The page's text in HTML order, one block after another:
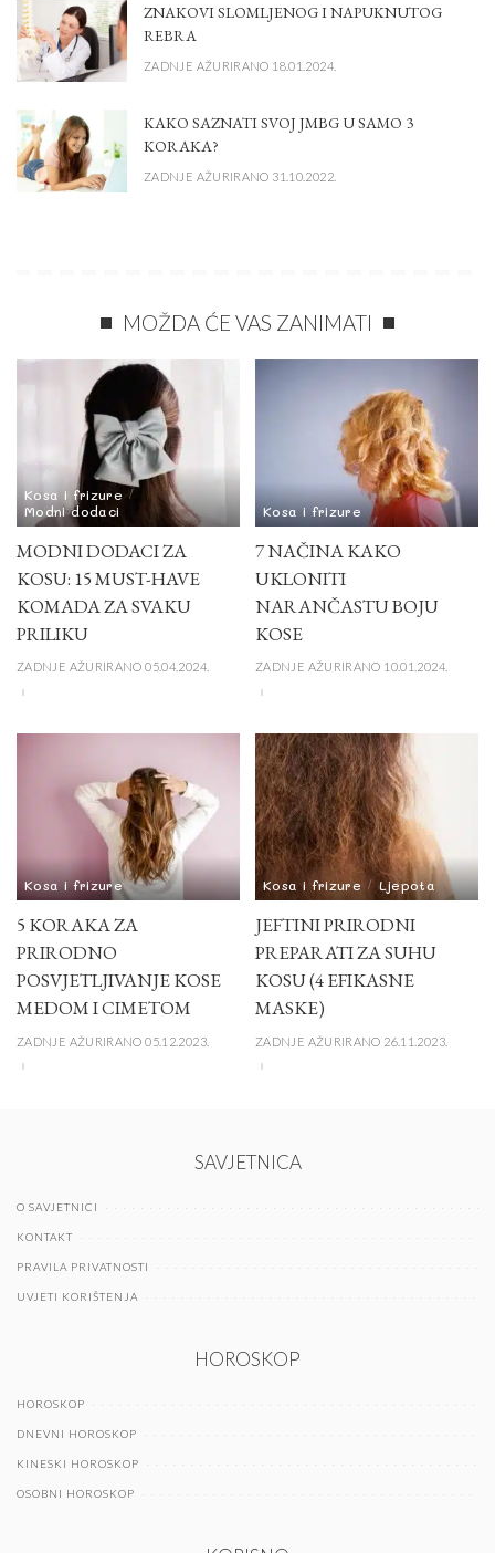
ZNAKOVI SLOMLJENOG I NAPUKNUTOG
REBRA
ZADNJE AŽURIRANO 18.01.2024.
KAKO SAZNATI SVOJ JMBG U SAMO 3
KORAKA?
ZADNJE AŽURIRANO 31.10.2022.
MOŽDA ĆE VAS ZANIMATI
Kosa i frizure
Modni dodaci
MODNI DODACI ZA
KOSU: 15 MUST-HAVE
KOMADA ZA SVAKU
PRILIKU
ZADNJE AŽURIRANO 05.04.2024.
Kosa i frizure
7 NAČINA KAKO
UKLONITI
NARANČASTU BOJU
KOSE
ZADNJE AŽURIRANO 10.01.2024.
Kosa i frizure
5 KORAKA ZA
PRIRODNO
POSVJETLJIVANJE KOSE
MEDOM I CIMETOM
ZADNJE AŽURIRANO 05.12.2023.
Kosa i frizure Ljepota
JEFTINI PRIRODNI
PREPARATI ZA SUHU
KOSU (4 EFIKASNE
MASKE)
ZADNJE AŽURIRANO 26.11.2023.
SAVJETNICA
O SAVJETNICI
KONTAKT
PRAVILA PRIVATNOSTI
UVJETI KORIŠTENJA
HOROSKOP
HOROSKOP
DNEVNI HOROSKOP
KINESKI HOROSKOP
OSOBNI HOROSKOP